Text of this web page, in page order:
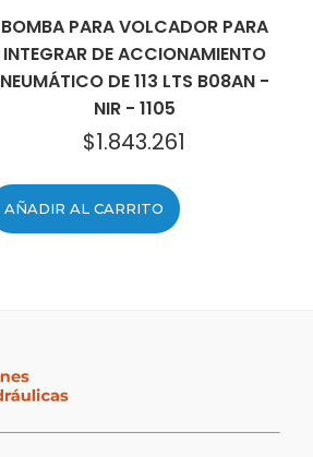
BOMBA PARA VOLCADOR PARA
INTEGRAR DE ACCIONAMIENTO
NEUMÁTICO DE 113 LTS B08AN -
NIR - 1105
$1.843.261
AÑADIR AL CARRITO